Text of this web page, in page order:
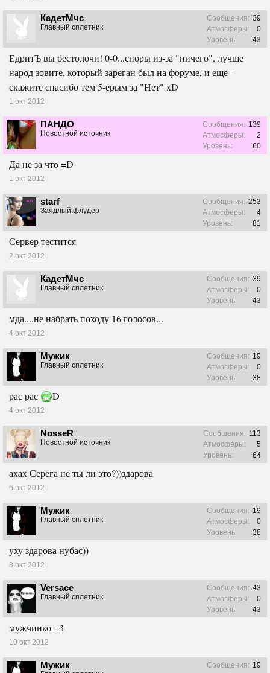
КадетМчс
Главный сплетник
Сообщения: 39
Атмосферы:
0
Уровень:
43
ЕдритЪ вы бестолочи! 0-0...споры из-за "ничего", лучше
народ зовите, который зареган был на форуме, и еще -
скажите спасибо тем 5-ерым за "Нет" xD
1 окт 2012
ПАНДО
Новостной источник
Сообщения: 139
Атмосферы:
2
Уровень:
60
Да не за что =D
1 окт 2012
starf
Заядлый флудер
Сообщения: 253
Атмосферы:
4
Уровень:
81
Сервер тестится
2 окт 2012
КадетМчс
Главный сплетник
Сообщения: 39
Атмосферы:
0
Уровень:
43
мда....не набрать походу 16 голосов...
4 окт 2012
Мужик
Главный сплетник
Сообщения: 19
Атмосферы:
0
Уровень:
38
рас рас D
4 окт 2012
NosseR
Новостной источник
Сообщения: 113
Атмосферы:
5
Уровень:
64
ахах Серега не ты ли это?))здарова
6 окт 2012
Мужик
Главный сплетник
Сообщения: 19
Атмосферы:
0
Уровень:
38
уху здарова нубас))
8 окт 2012
Versace
Главный сплетник
Сообщения: 43
Атмосферы:
0
Уровень:
43
мужчинко =3
10 окт 2012
Мужик Сообщения: 19